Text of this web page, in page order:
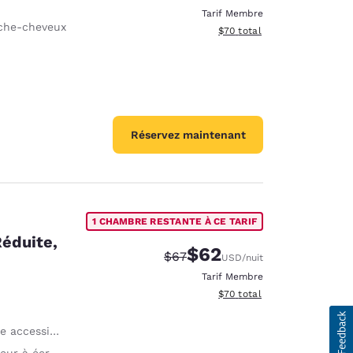
cheveux
Tarif Membre
Afficher les détails du total
$70 total
Réservez maintenant
en fauteuil
1 CHAMBRE RESTANTE À CE TARIF
Tarif barré :
$67Tarif réduit :
$62USD/nuit
Tarif Membre
Afficher les détails du total
$70 total